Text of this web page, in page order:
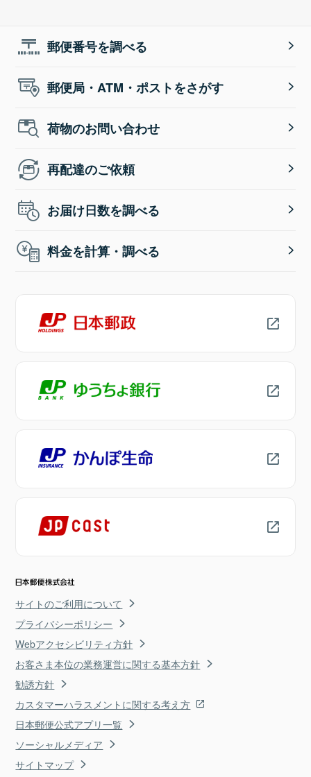
郵便番号を調べる
郵便局・ATM・ポストをさがす
荷物のお問い合わせ
再配達のご依頼
お届け日数を調べる
料金を計算・調べる
サイトのご利用について
プライバシーポリシー
Webアクセシビリティ方針
お客さま本位の業務運営に関する基本方針
勧誘方針
カスタマーハラスメントに関する考え方
日本郵便公式アプリ一覧
ソーシャルメディア
サイトマップ